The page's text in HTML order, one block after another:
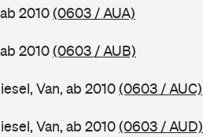
2010(0603 / AUA)
2010(0603 / AUB)
Van, ab 2010(0603 / AUC)
Van, ab 2010(0603 / AUD)